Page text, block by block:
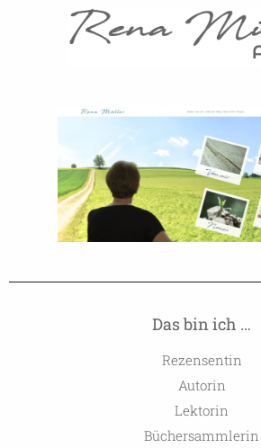
Das bin ich …
Rezensentin
Autorin
Lektorin
Büchersammlerin